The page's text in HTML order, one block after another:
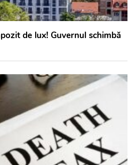
de lux! Guvernul schimbă